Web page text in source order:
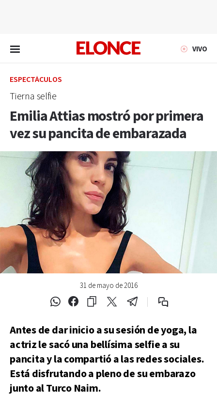
VIVO
ESPECTÁCULOS
Tierna selfie
Emilia Attias mostró por primera
vez su pancita de embarazada
31 de mayo de 2016
Antes de dar inicio a su sesión de yoga, la
actriz le sacó una bellísima selfie a su
pancita y la compartió a las redes sociales.
Está disfrutando a pleno de su embarazo
junto al Turco Naim.